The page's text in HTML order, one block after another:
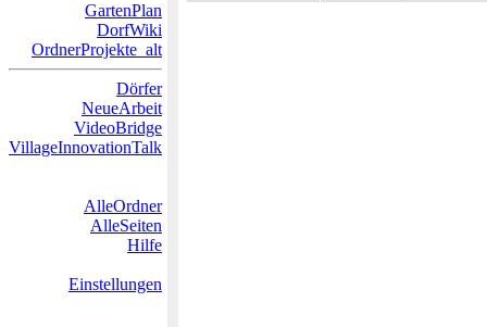
GartenPlan
DorfWiki
OrdnerProjekte_alt
Dörfer
NeueArbeit
VideoBridge
VillageInnovationTalk
AlleOrdner
AlleSeiten
Hilfe
Einstellungen